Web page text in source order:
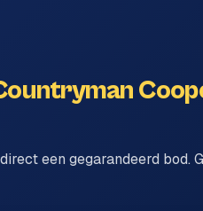
een gegarandeerd bod.